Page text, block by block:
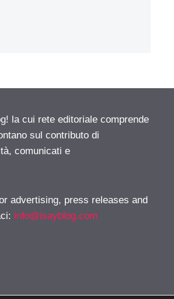
la cui rete editoriale comprende
sul contributo di
comunicati e
advertising, press releases and
: info@isayblog.com